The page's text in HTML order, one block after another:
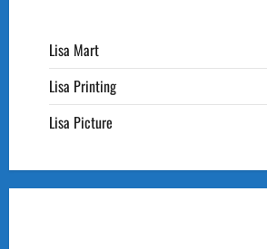
Jakarta
Rapat
Penting
Menuju
Kunjungan
Lisa Mart
Lisa Printing
Lisa Picture